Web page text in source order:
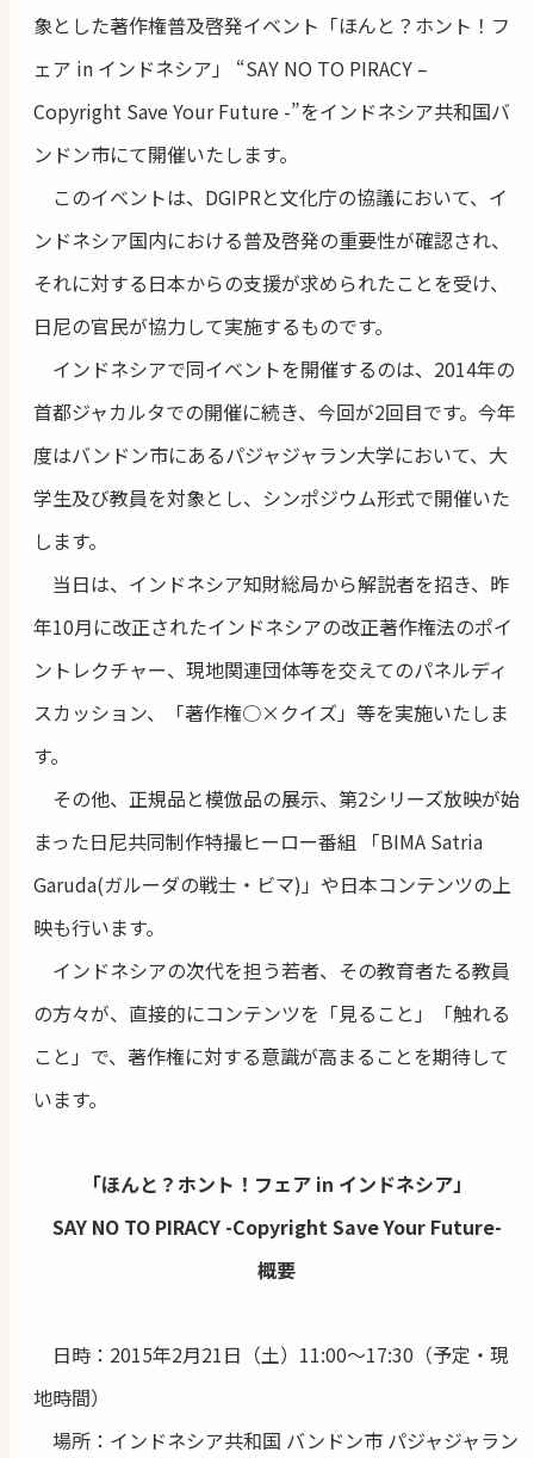
象とした著作権普及啓発イベント「ほんと？ホント！フ
ェア in インドネシア」 “SAY NO TO PIRACY –
Copyright Save Your Future -”をインドネシア共和国バ
ンドン市にて開催いたします。
このイベントは、DGIPRと文化庁の協議において、イ
ンドネシア国内における普及啓発の重要性が確認され、
それに対する日本からの支援が求められたことを受け、
日尼の官民が協力して実施するものです。
インドネシアで同イベントを開催するのは、2014年の
首都ジャカルタでの開催に続き、今回が2回目です。今年
度はバンドン市にあるパジャジャラン大学において、大
学生及び教員を対象とし、シンポジウム形式で開催いた
します。
当日は、インドネシア知財総局から解説者を招き、昨
年10月に改正されたインドネシアの改正著作権法のポイ
ントレクチャー、現地関連団体等を交えてのパネルディ
スカッション、「著作権○×クイズ」等を実施いたしま
す。
その他、正規品と模倣品の展示、第2シリーズ放映が始
まった日尼共同制作特撮ヒーロー番組 「BIMA Satria
Garuda(ガルーダの戦士・ビマ)」や日本コンテンツの上
映も行います。
インドネシアの次代を担う若者、その教育者たる教員
の方々が、直接的にコンテンツを「見ること」「触れる
こと」で、著作権に対する意識が高まることを期待して
います。
「ほんと？ホント！フェア in インドネシア」
SAY NO TO PIRACY -Copyright Save Your Future-
概要
日時：2015年2月21日（土）11:00～17:30（予定・現
地時間）
場所：インドネシア共和国 バンドン市 パジャジャラン